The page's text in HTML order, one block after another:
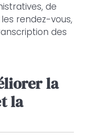
de
rendez-vous,
des
la
la